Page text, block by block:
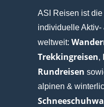
ASI Reisen ist
individuelle
weltweit:
Trekkingreisen,
Rundreisen
alpinen &